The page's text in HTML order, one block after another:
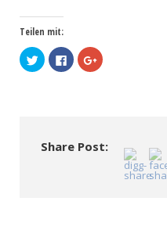
Teilen mit:
Klick,
um
über
Fenster
geöffnet)
Klick,
um
Fenster
geöffnet)
Zum
Teilen
geöffnet)
Share Post: